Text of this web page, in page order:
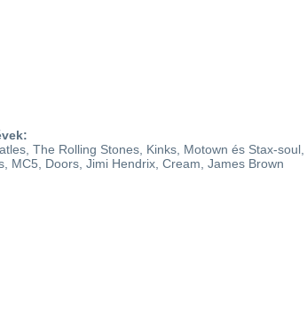
The Rolling Stones, Kinks, Motown és Stax-
MC5, Doors, Jimi Hendrix, Cream, James Brown